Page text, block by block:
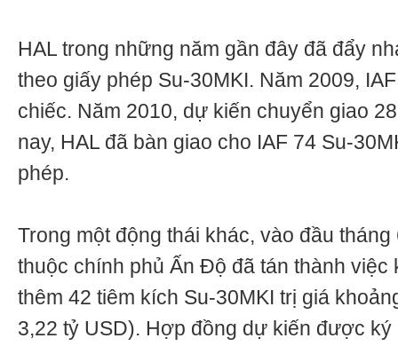
HAL trong những năm gần đây đã đẩy
theo giấy phép Su-30MKI. Năm 2009,
chiếc. Năm 2010, dự kiến chuyển giao
nay, HAL đã bàn giao cho IAF 74 Su-
phép.
Trong một động thái khác, vào đầu
thuộc chính phủ Ấn Độ đã tán thành việc
thêm 42 tiêm kích Su-30MKI trị giá
3,22 tỷ USD). Hợp đồng dự kiến được ký